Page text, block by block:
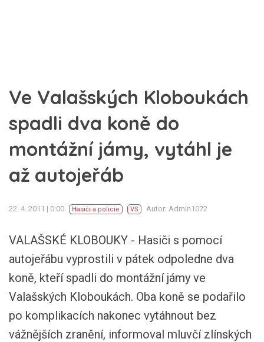
Ve Valašských Kloboukách
spadli dva koně do
montážní jámy, vytáhl je
až autojeřáb
22. 4. 2011 | 0:00 Hasiči a policie VS Autor: Admin1072
VALAŠSKÉ KLOBOUKY - Hasiči s pomocí
autojeřábu vyprostili v pátek odpoledne dva
koně, kteří spadli do montážní jámy ve
Valašských Kloboukách. Oba koně se podařilo
po komplikacích nakonec vytáhnout bez
vážnějších zranění, informoval mluvčí zlínských